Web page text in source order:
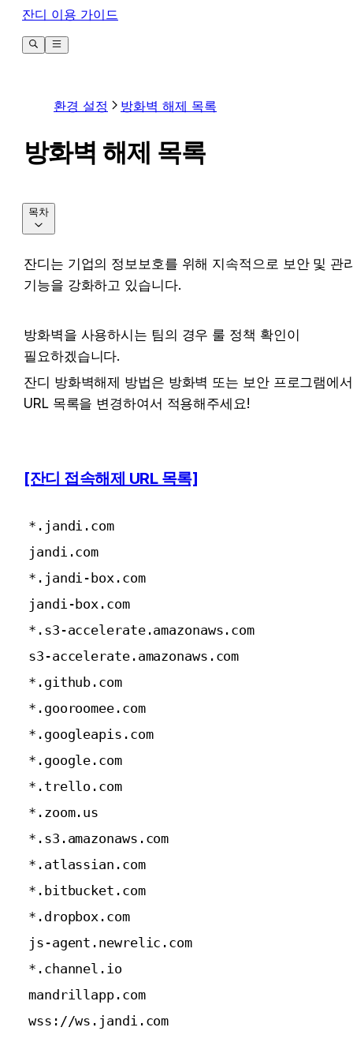
잔디 이용 가이드
환경 설정 방화벽 해제 목록
방화벽 해제 목록
잔디는 기업의 정보보호를 위해 지속적으로 보안 및 관
기능을 강화하고 있습니다.
방화벽을 사용하시는 팀의 경우 룰 정책 확인이
필요하겠습니다.
잔디 방화벽해제 방법은 방화벽 또는 보안 프로그램에서
URL 목록을 변경하여서 적용해주세요!
[잔디 접속해제 URL 목록]
*.jandi.com
jandi.com
*.jandi-box.com
jandi-box.com
*.s3-accelerate.amazonaws.com
s3-accelerate.amazonaws.com
*.github.com
*.gooroomee.com
*.googleapis.com
*.google.com
*.trello.com
*.zoom.us
*.s3.amazonaws.com
*.atlassian.com
*.bitbucket.com
*.dropbox.com
js-agent.newrelic.com
*.channel.io
mandrillapp.com
wss://ws.jandi.com
목차